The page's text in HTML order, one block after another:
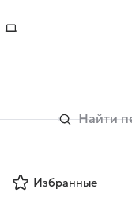
Избранные